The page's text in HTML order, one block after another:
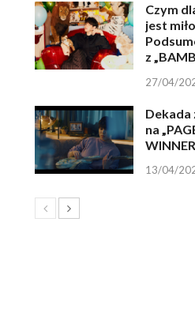
Czym
jest
z
27/04/
Dekada
na
WINNER
13/04/